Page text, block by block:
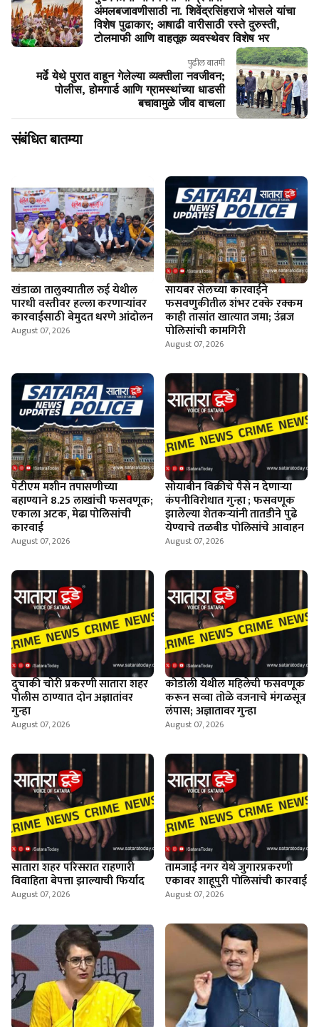
अंमलबजावणीसाठी ना. शिवेंद्रसिंहराजे भोसले यांचा
विशेष पुढाकार; आषाढी वारीसाठी रस्ते दुरुस्ती,
टोलमाफी आणि वाहतूक व्यवस्थेवर विशेष भर
पुढील बातमी
मर्ढे येथे पुरात वाहून गेलेल्या व्यक्तीला नवजीवन;
पोलीस, होमगार्ड आणि ग्रामस्थांच्या धाडसी
बचावामुळे जीव वाचला
संबंधित बातम्या
खंडाळा तालुक्यातील रुई येथील
पारधी वस्तीवर हल्ला करणाऱ्यांवर
कारवाईसाठी बेमुदत धरणे आंदोलन
August 07, 2026
सायबर सेलच्या कारवाईने
फसवणुकीतील शंभर टक्के रक्कम
काही तासांत खात्यात जमा; उंब्रज
पोलिसांची कामगिरी
August 07, 2026
पेटीएम मशीन तपासणीच्या
बहाण्याने 8.25 लाखांची फसवणूक;
एकाला अटक, मेढा पोलिसांची
कारवाई
August 07, 2026
सोयाबीन विक्रीचे पैसे न देणार्‍या
कंपनीविरोधात गुन्हा ; फसवणूक
झालेल्या शेतकर्‍यांनी तातडीने पुढे
येण्याचे तळबीड पोलिसांचे आवाहन
August 07, 2026
दुचाकी चोरी प्रकरणी सातारा शहर
पोलीस ठाण्यात दोन अज्ञातांवर
गुन्हा
August 07, 2026
कोडोली येथील महिलेची फसवणूक
करून सव्वा तोळे वजनाचे मंगळसूत्र
लंपास; अज्ञातावर गुन्हा
August 07, 2026
सातारा शहर परिसरात राहणारी
विवाहिता बेपत्ता झाल्याची फिर्याद
August 07, 2026
तामजाई नगर येथे जुगारप्रकरणी
एकावर शाहूपुरी पोलिसांची कारवाई
August 07, 2026